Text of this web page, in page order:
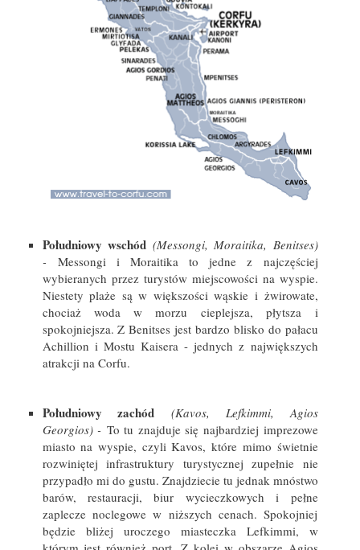
Południowy wschód (Messongi, Moraitika, Benitses)
- Messongi i Moraitika to jedne z najczęściej
wybieranych przez turystów miejscowości na wyspie.
Niestety plaże są w większości wąskie i żwirowate,
chociaż woda w morzu cieplejsza, płytsza i
spokojniejsza. Z Benitses jest bardzo blisko do pałacu
Achillion i Mostu Kaisera - jednych z największych
atrakcji na Corfu.
Południowy zachód
(Kavos, Lefkimmi, Agios
Georgios) - To tu znajduje się najbardziej imprezowe
miasto na wyspie, czyli Kavos, które mimo świetnie
rozwiniętej infrastruktury turystycznej zupełnie nie
przypadło mi do gustu. Znajdziecie tu jednak mnóstwo
barów, restauracji, biur wycieczkowych i pełne
zaplecze noclegowe w niższych cenach. Spokojniej
będzie bliżej uroczego miasteczka Lefkimmi, w